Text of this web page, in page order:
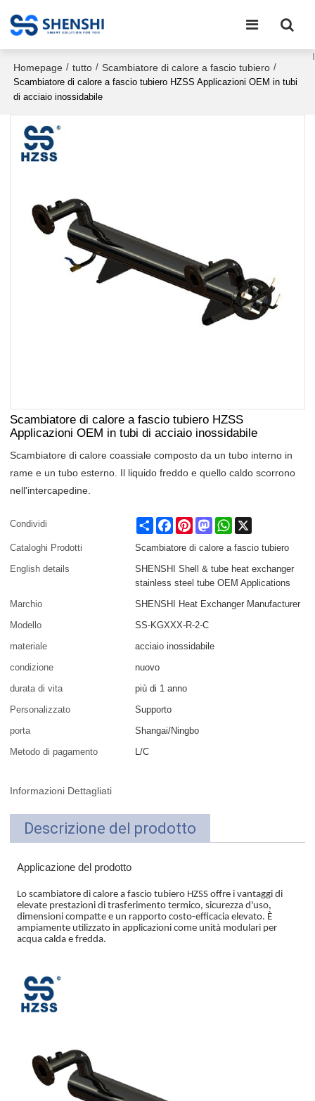
Homepage / tutto / Scambiatore di calore a fascio tubiero /
Scambiatore di calore a fascio tubiero HZSS Applicazioni OEM in tubi
di acciaio inossidabile
Scambiatore di calore a fascio tubiero HZSS
Applicazioni OEM in tubi di acciaio inossidabile
Scambiatore di calore coassiale composto da un tubo interno in
rame e un tubo esterno. Il liquido freddo e quello caldo scorrono
nell'intercapedine.
Condividi Share FacebookPinterestMastodonWhatsApp
Cataloghi Prodotti
Scambiatore di calore a fascio tubiero
English details
SHENSHI Shell & tube heat exchanger
stainless steel tube OEM Applications
Marchio
SHENSHI Heat Exchanger Manufacturer​
Modello
SS-KGXXX-R-2-C
materiale
acciaio inossidabile
condizione
nuovo
durata di vita
più di 1 anno
Personalizzato
Supporto
porta
Shangai/Ningbo
Metodo di pagamento
L/C
Informazioni Dettagliati
Descrizione del prodotto
Applicazione del prodotto
Lo scambiatore di calore a fascio tubiero HZSS offre i vantaggi di
elevate prestazioni di trasferimento termico, sicurezza d'uso,
dimensioni compatte e un rapporto costo-efficacia elevato. È
ampiamente utilizzato in applicazioni come unità modulari per
acqua calda e fredda.